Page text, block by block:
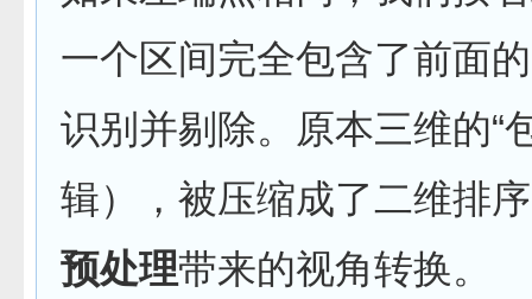
一个区间完全包含了前面
识别并剔除。原本三维的“
辑），被压缩成了二维排
预处理带来的视角转换。